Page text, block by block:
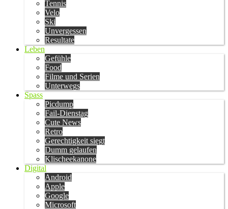
Tennis
Velo
Ski
Unvergessen
Resultate
Leben
Gefühle
Food
Filme und Serien
Unterwegs
Spass
Picdump
Fail-Dienstag
Cute News
Retro
Gerechtigkeit siegt
Dumm gelaufen
Klischeekanone
Digital
Android
Apple
Google
Microsoft